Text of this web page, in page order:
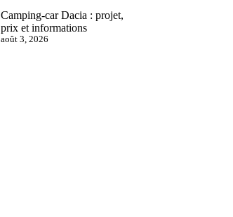
Camping-car Dacia : projet,
prix et informations
août 3, 2026